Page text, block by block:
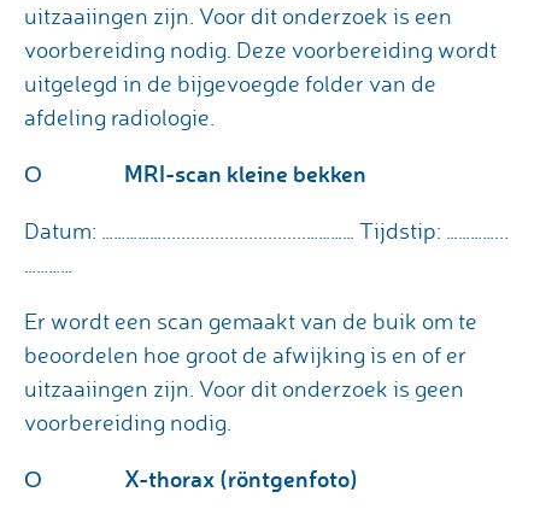
uitzaaiingen zijn. Voor dit onderzoek is een
voorbereiding nodig. Deze voorbereiding wordt
uitgelegd in de bijgevoegde folder van de
afdeling radiologie.
Ο
MRI-scan kleine bekken
Datum: ……………..............................………… Tijdstip: …………...
…………
Er wordt een scan gemaakt van de buik om te
beoordelen hoe groot de afwijking is en of er
uitzaaiingen zijn. Voor dit onderzoek is geen
voorbereiding nodig.
Ο
X-thorax (röntgenfoto)